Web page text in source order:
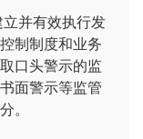
并有效执行发
制制度和业务
口头警示的监
面警示等监管
。